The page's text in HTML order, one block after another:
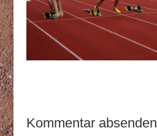
Kommentar absenden